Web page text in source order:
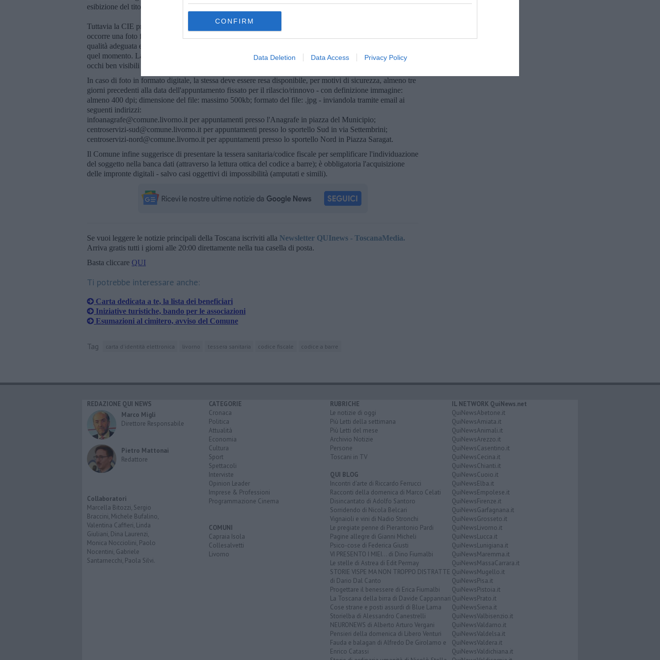
CONFIRM
Data Deletion Data Access Privacy Policy
esibizione del titolo di soggiorno e passaporto per gli stranieri.
Tuttavia la CIE prevede alcune specifiche particolarità:
occorre una foto formato tessera, recente, scattata non più di 6 mesi prima, a colori con sfondo bianco, di
qualità adeguata ed in grado di rappresentare l'interessato così come si presenta "alla vista" dell'operatore in
quel momento. La foto deve ritrarre il soggetto a mezzo busto e a capo scoperto, non di profilo e con gli
occhi ben visibili senza occhiali. Le caratteristiche sono le stesse previste per il rilascio del passaporto.
In caso di foto in formato digitale, la stessa deve essere resa disponibile, per motivi di sicurezza, almeno tre
giorni precedenti alla data dell'appuntamento fissato per il rilascio/rinnovo - con definizione immagine:
almeno 400 dpi; dimensione del file: massimo 500kb; formato del file: .jpg - inviandola tramite email ai
seguenti indirizzi:
infoanagrafe@comune.livorno.it per appuntamenti presso l'Anagrafe in piazza del Municipio;
centroservizi-sud@comune.livorno.it per appuntamenti presso lo sportello Sud in via Settembrini;
centroservizi-nord@comune.livorno.it per appuntamenti presso lo sportello Nord in Piazza Saragat.
Il Comune infine suggerisce di presentare la tessera sanitaria/codice fiscale per semplificare l'individuazione
del soggetto nella banca dati (attraverso la lettura ottica del codice a barre); è obbligatoria l'acquisizione
delle impronte digitali - salvo casi oggettivi di impossibilità (amputati e simili).
Se vuoi leggere le notizie principali della Toscana iscriviti alla Newsletter QUInews - ToscanaMedia.
Arriva gratis tutti i giorni alle 20:00 direttamente nella tua casella di posta.
Basta cliccare QUI
Ti potrebbe interessare anche:
Carta dedicata a te, la lista dei beneficiari
Iniziative turistiche, bando per le associazioni
Esumazioni al cimitero, avviso del Comune
Tag carta d'identità elettronica livorno tessera sanitaria codice fiscale codice a barre
REDAZIONE QUI NEWS
Marco Migli
Direttore Responsabile
Pietro Mattonai
Redattore
Collaboratori
Marcella Bitozzi, Sergio
Braccini, Michele Bufalino,
Valentina Caffieri, Linda
Giuliani, Dina Laurenzi,
Monica Nocciolini, Paolo
Nocentini, Gabriele
Santarnecchi, Paola Silvi.
CATEGORIE
Cronaca
Politica
Attualità
Economia
Cultura
Sport
Spettacoli
Interviste
Opinion Leader
Imprese & Professioni
Programmazione Cinema
COMUNI
Capraia Isola
Collesalvetti
Livorno
RUBRICHE
Le notizie di oggi
Più Letti della settimana
Più Letti del mese
Archivio Notizie
Persone
Toscani in TV
QUI BLOG
Incontri d'arte di Riccardo Ferrucci
Racconti della domenica di Marco Celati
Disincantato di Adolfo Santoro
Sorridendo di Nicola Belcari
Vignaioli e vini di Nadio Stronchi
Le pregiate penne di Pierantonio Pardi
Pagine allegre di Gianni Micheli
Psico-cose di Federica Giusti
VI PRESENTO I MIEI... di Dino Fiumalbi
Le stelle di Astrea di Edit Permay
STORIE VISPE MA NON TROPPO DISTRATTE
di Dario Dal Canto
Progettare il benessere di Erica Fiumalbi
La Toscana della birra di Davide Cappannari
Cose strane e posti assurdi di Blue Lama
Storielba di Alessandro Canestrelli
NEURONEWS di Alberto Arturo Vergani
Pensieri della domenica di Libero Venturi
Fauda e balagan di Alfredo De Girolamo e
Enrico Catassi
IL NETWORK QuiNews.net
QuiNewsAbetone.it
QuiNewsAmiata.it
QuiNewsAnimali.it
QuiNewsArezzo.it
QuiNewsCasentino.it
QuiNewsCecina.it
QuiNewsChianti.it
QuiNewsCuoio.it
QuiNewsElba.it
QuiNewsEmpolese.it
QuiNewsFirenze.it
QuiNewsGarfagnana.it
QuiNewsGrosseto.it
QuiNewsLivorno.it
QuiNewsLucca.it
QuiNewsLunigiana.it
QuiNewsMaremma.it
QuiNewsMassaCarrara.it
QuiNewsMugello.it
QuiNewsPisa.it
QuiNewsPistoia.it
QuiNewsPrato.it
QuiNewsSiena.it
QuiNewsValbisenzio.it
QuiNewsValdarno.it
QuiNewsValdelsa.it
QuiNewsValdera.it
QuiNewsValdichiana.it